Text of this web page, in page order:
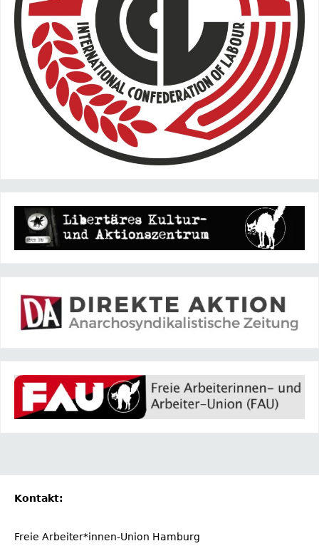
Kontakt:
Freie Arbeiter*innen-Union Hamburg